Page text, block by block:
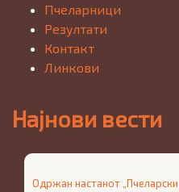
Пчеларници
Резултати
Контакт
Линкови
Најнови вести
Одржан настанот